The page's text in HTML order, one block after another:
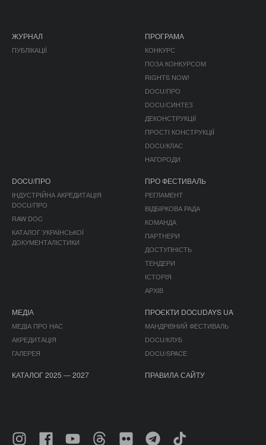
ЖУРНАЛ
ПУБЛІКАЦІЇ
ПРОГРАМА
КОНКУРС
ПОЗА КОНКУРСОМ
RIGHTS NOW!
DOCU/ПРО
DOCU/СИНТЕЗ
ДЕКОНСТРУКЦІЇ
ПРОСТІ КОНСТРУКЦІЇ
DOCU/КЛАС
НАГОРОДИ
DOCU/ПРО
ІНДУСТРІЙНА АКРЕДИТАЦІЯ
DOCU/ПРО
RAW DOC
КАТАЛОГ УКРАЇНСЬКОЇ
ДОКУМЕНТАЛІСТИКИ
ПРО ФЕСТИВАЛЬ
РЕГЛАМЕНТ
ВІДБІРКОВА РАДА
КОМАНДА
ПАРТНЕРИ
ДОСТУПНІСТЬ
ТЕНДЕРИ
ІСТОРІЯ
АРХІВ
МЕДІА
МЕДІА ПРО НАС
АКРЕДИТАЦІЯ
ГАЛЕРЕЯ
ПРОЄКТИ DOCUDAYS UA
МАНДРІВНИЙ ФЕСТИВАЛЬ
DOCU/КЛУБ
DOCU/SPACE
КАТАЛОГ 2025 — 2027 ПРАВИЛА САЙТУ